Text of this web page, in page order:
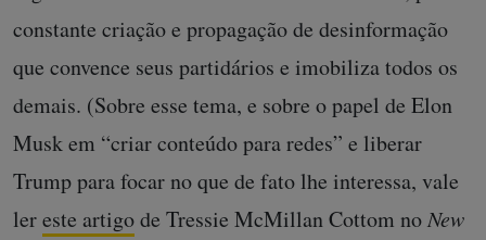
constante criação e propagação de desinformação
que convence seus partidários e imobiliza todos os
demais. (Sobre esse tema, e sobre o papel de Elon
Musk em “criar conteúdo para redes” e liberar
Trump para focar no que de fato lhe interessa, vale
lereste artigode Tressie McMillan Cottom no New